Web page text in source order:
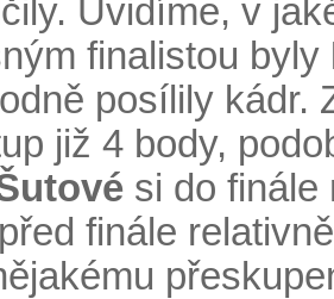
Uvidíme, v
finalistou byly
posílily kádr.
již 4 body,
si do finále
finále